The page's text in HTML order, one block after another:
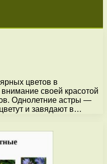
цветов в
своей красотой
Однолетние астры —
и завядают в…